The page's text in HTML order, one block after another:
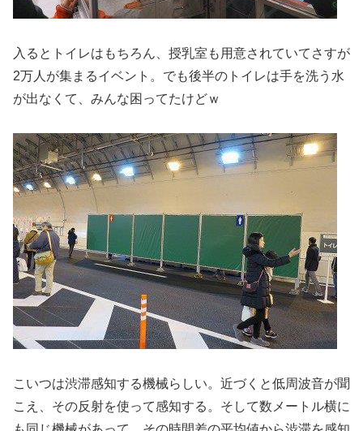
入るとトイレはもちろん、授乳室も用意されていてさすが
2万人が集まるイベント。でも後半のトイレは手を洗う水
が出なくて、みんな困ってたけどｗ
こいつは渋滞感知する機械らしい。近づくと低周波音が聞
こえ、その反射を使って感知する。そして数メートル横に